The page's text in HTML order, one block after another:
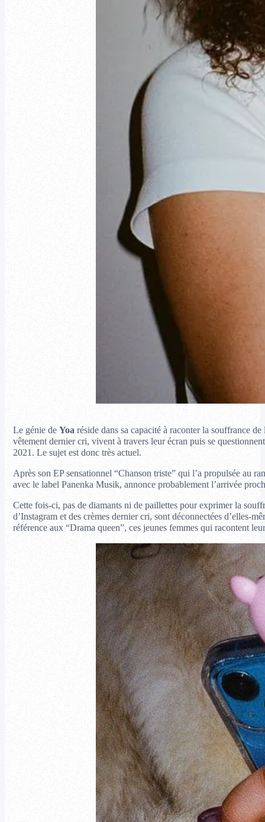
Le génie de Yoaréside dans sa capacité à raconter la souffrance
vêtement dernier cri, vivent à travers leur écran puis se
2021. Le sujet est donc très actuel.
Après son EP sensationnel “Chanson triste” qui l’a propulsée au
avec le label Panenka Musik, annonce probablement l’arrivée
Cette fois-ci, pas de diamants ni de paillettes pour exprimer la
d’Instagram et des crèmes dernier cri, sont déconnectées d’elles-
référence aux “Drama queen”, ces jeunes femmes qui racontent